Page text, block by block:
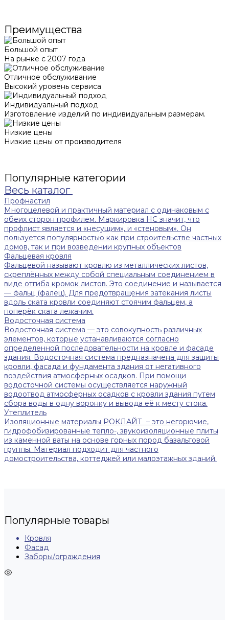
Преимущества
Большой опыт
На рынке с 2007 года
Отличное обслуживание
Высокий уровень сервиса
Индивидуальный подход
Изготовление изделий по индивидуальным размерам.
Низкие цены
Низкие цены от производителя
Популярные категории
Весь каталог
Профнастил
Многоцелевой и практичный материал с одинаковым с
обеих сторон профилем. Маркировка НС значит, что
профлист является и «несущим», и «стеновым». Он
пользуется популярностью как при строительстве частных
домов, так и при возведении крупных объектов
Фальцевая кровля
Фальцевой называют кровлю из металлических листов,
скреплённых между собой специальным соединением в
виде отгиба кромок листов. Это соединение и называется
— фальц (фалец). Для предотвращения затекания листы
вдоль ската кровли соединяют стоячим фальцем, а
поперёк ската лежачим.
Водосточная система
Водосточная система — это совокупность различных
элементов, которые устанавливаются согласно
определенной последовательности на кровле и фасаде
здания. Водосточная система предназначена для защиты
кровли, фасада и фундамента здания от негативного
воздействия атмосферных осадков. При помощи
водосточной системы осуществляется наружный
водоотвод атмосферных осадков с кровли здания путем
сбора воды в одну воронку и вывода её к месту стока.
Утеплитель
Изоляционные материалы РОКЛАЙТ – это негорючие,
гидрофобизированные тепло-, звукоизоляционные плиты
из каменной ваты на основе горных пород базальтовой
группы. Материал подходит для частного
домостроительства, коттеджей или малоэтажных зданий.
Популярные товары
Кровля
Фасад
Заборы/ограждения